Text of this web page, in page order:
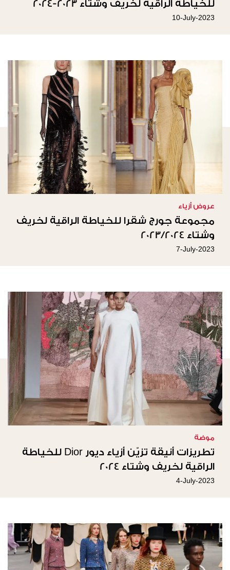
للخياطة الراقية لخريف وشتاء 2023-2024
10-July-2023
عروض أزياء
مجموعة جورج شقرا للخياطة الراقية لخريف
وشتاء 2023/2024
7-July-2023
موضة
تطريزات أنيقة تزيّن أزياء ديور Dior للخياطة
الراقية لخريف وشتاء 2024
4-July-2023